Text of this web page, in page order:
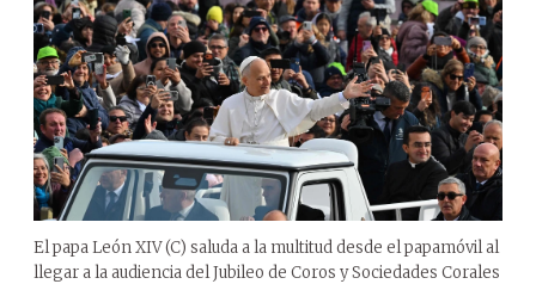
El papa León XIV (C) saluda a la multitud desde el papamóvil al
llegar a la audiencia del Jubileo de Coros y Sociedades Corales